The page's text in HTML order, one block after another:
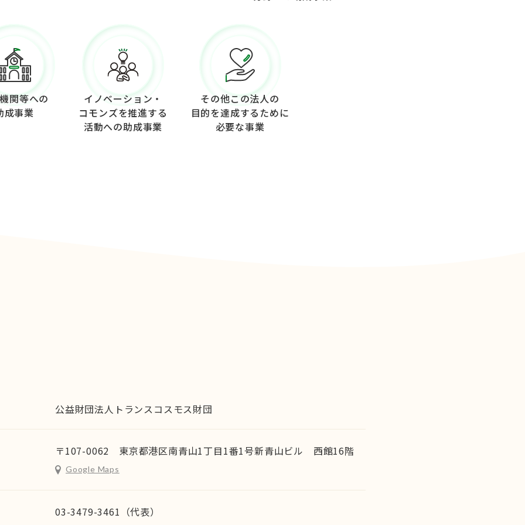
関等への
成事業
イノベーション・
コモンズを推進する
活動への助成事業
その他この法人の
目的を達成するために
必要な事業
公益財団法人トランスコスモス財団
〒107-0062 東京都港区南青山1丁目1番1号新青山ビル 西館16階
Google Maps
03-3479-3461（代表）